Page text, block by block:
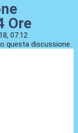
Ore
07:12
questa discussione.